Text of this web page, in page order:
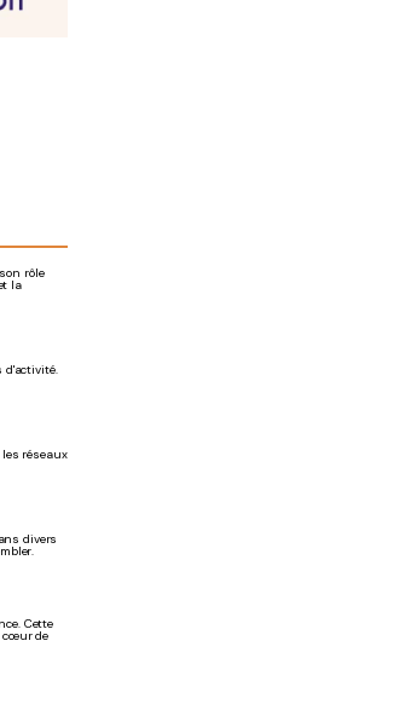
rôle
la
d'activité.
réseaux
divers
Cette
cœur de